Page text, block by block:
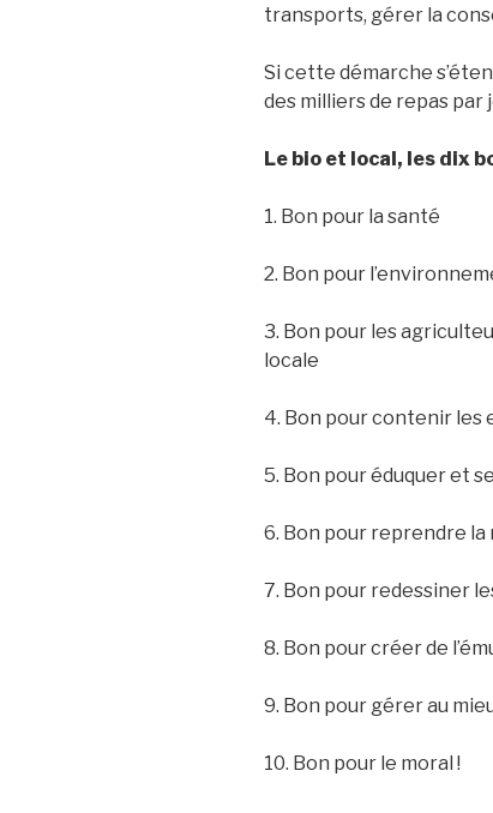
transports, gérer la
Si cette démarche
des milliers de repas par
Le bio et local, les dix
1. Bon pour la santé
2. Bon pour
3. Bon pour les
locale
4. Bon pour contenir les
5. Bon pour éduquer et
6. Bon pour reprendre
7. Bon pour redessiner
8. Bon pour créer de
9. Bon pour gérer au
10. Bon pour le moral !